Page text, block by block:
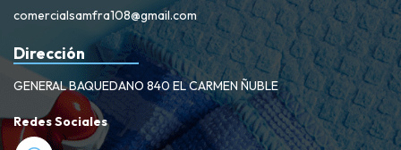
comercialsamfra108@gmail.com
Dirección
GENERAL BAQUEDANO 840 EL CARMEN ÑUBLE
Redes Sociales